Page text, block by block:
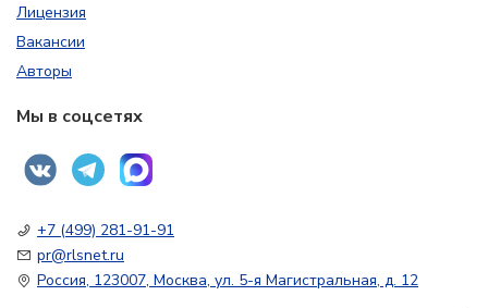
Лицензия
Вакансии
Авторы
Мы в соцсетях
+7 (499) 281-91-91
pr@rlsnet.ru
Россия, 123007, Москва, ул. 5-я Магистральная, д. 12